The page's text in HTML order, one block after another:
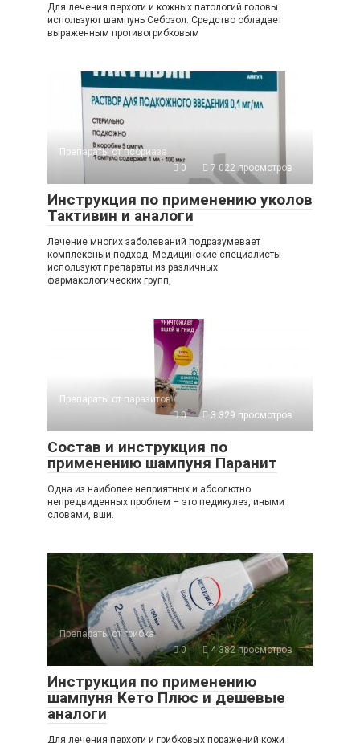
Для лечения перхоти и кожных патологий головы
используют шампунь Себозол. Средство обладает
выраженным противогрибковым
Препараты от псориаза
0
7 022 просмотров
Инструкция по применению уколов
Тактивин и аналоги
Лечение многих заболеваний подразумевает
комплексный подход. Медицинские специалисты
используют препараты из различных
фармакологических групп,
Препараты от паразитов
0
3 329 просмотров
Состав и инструкция по
применению шампуня Паранит
Одна из наиболее неприятных и абсолютно
непредвиденных проблем – это педикулез, иными
словами, вши.
Препараты от грибка
0
4 382 просмотров
Инструкция по применению
шампуня Кето Плюс и дешевые
аналоги
Для лечения перхоти и грибковых поражений кожи